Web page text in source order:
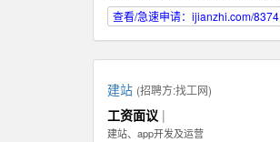
查看/急速申请：ijianzhi.com/8374
建站 (招聘方:找工网)
工资面议 |
建站、app开发及运营